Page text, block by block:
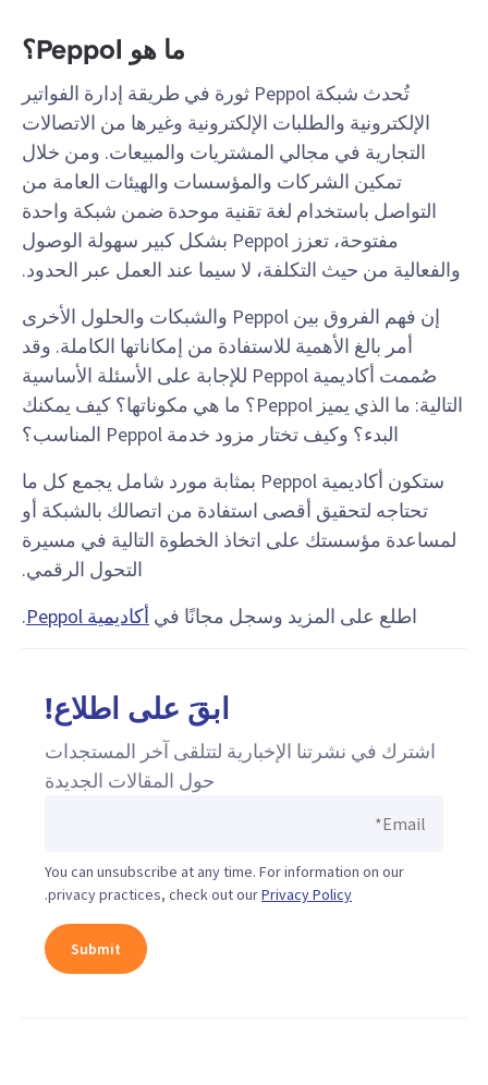
ما هو Peppol؟
تُحدث شبكة Peppol ثورة في طريقة إدارة الفواتير
الإلكترونية والطلبات الإلكترونية وغيرها من الاتصالات
التجارية في مجالي المشتريات والمبيعات. ومن خلال
تمكين الشركات والمؤسسات والهيئات العامة من
التواصل باستخدام لغة تقنية موحدة ضمن شبكة واحدة
مفتوحة، تعزز Peppol بشكل كبير سهولة الوصول
والفعالية من حيث التكلفة، لا سيما عند العمل عبر الحدود.
إن فهم الفروق بين Peppol والشبكات والحلول الأخرى
أمر بالغ الأهمية للاستفادة من إمكاناتها الكاملة. وقد
صُممت أكاديمية Peppol للإجابة على الأسئلة الأساسية
التالية: ما الذي يميز Peppol؟ ما هي مكوناتها؟ كيف يمكنك
البدء؟ وكيف تختار مزود خدمة Peppol المناسب؟
ستكون أكاديمية Peppol بمثابة مورد شامل يجمع كل ما
تحتاجه لتحقيق أقصى استفادة من اتصالك بالشبكة أو
لمساعدة مؤسستك على اتخاذ الخطوة التالية في مسيرة
التحول الرقمي.
اطلع على المزيد وسجل مجانًا في أكاديمية Peppol .
ابقَ على اطلاع!
اشترك في نشرتنا الإخبارية لتتلقى آخر المستجدات
حول المقالات الجديدة
You can unsubscribe at any time. For information on our
privacy practices, check out ourPrivacy Policy
.